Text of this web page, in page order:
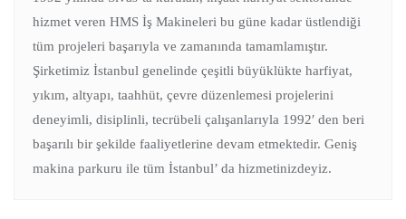
hizmet veren HMS İş Makineleri bu güne kadar üstlendiği
tüm projeleri başarıyla ve zamanında tamamlamıştır.
Şirketimiz İstanbul genelinde çeşitli büyüklükte harfiyat,
yıkım, altyapı, taahhüt, çevre düzenlemesi projelerini
deneyimli, disiplinli, tecrübeli çalışanlarıyla 1992′ den beri
başarılı bir şekilde faaliyetlerine devam etmektedir. Geniş
makina parkuru ile tüm İstanbul’ da hizmetinizdeyiz.